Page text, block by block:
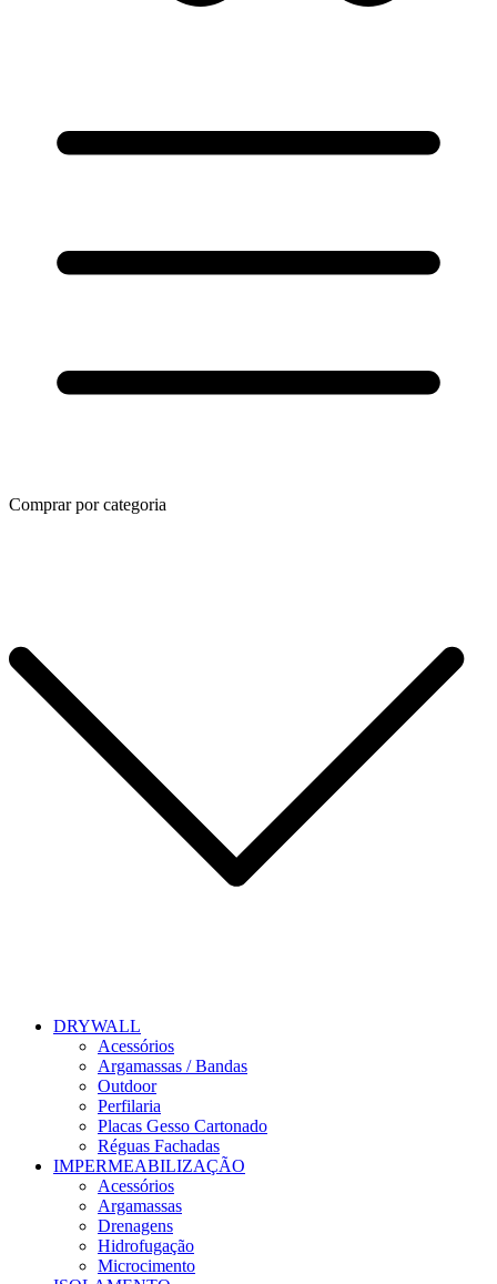
Comprar por categoria
DRYWALL
Acessórios
Argamassas / Bandas
Outdoor
Perfilaria
Placas Gesso Cartonado
Réguas Fachadas
IMPERMEABILIZAÇÃO
Acessórios
Argamassas
Drenagens
Hidrofugação
Microcimento